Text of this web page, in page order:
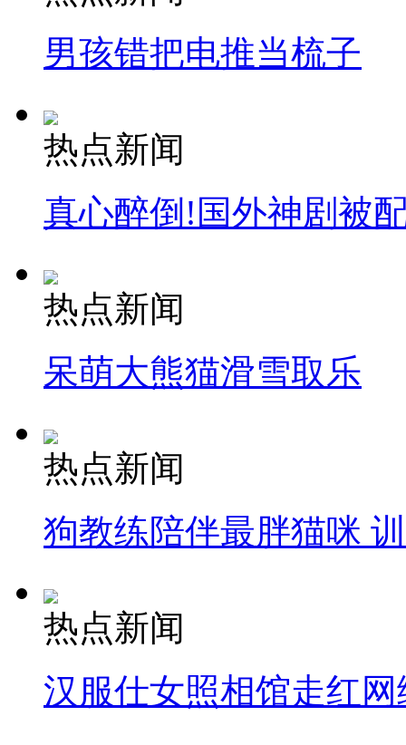
男孩错把电推当梳子
热点新闻
真心醉倒!国外神剧被
热点新闻
呆萌大熊猫滑雪取乐
热点新闻
狗教练陪伴最胖猫咪
热点新闻
汉服仕女照相馆走红网